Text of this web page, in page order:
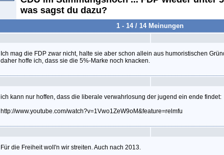
was sagst du dazu?
1 - 14 / 14 Meinungen
Ich mag die FDP zwar nicht, halte sie aber schon allein aus humoristischen
daher hoffe ich, dass sie die 5%-Marke noch knacken.
ich kann nur hoffen, dass die liberale verwahrlosung der jugend ein ende findet:
http://www.youtube.com/watch?v=1Vwo1ZeW9oM&feature=relmfu
Für die Freiheit woll'n wir streiten. Auch nach 2013.